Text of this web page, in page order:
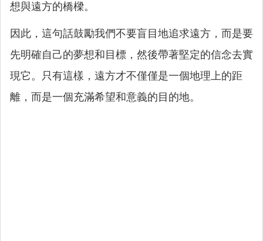
想與遠方的橋樑。
因此，這句話鼓勵我們不要盲目地追求遠方，而是要
先明確自己的夢想和目標，然後帶著堅定的信念去實
現它。只有這樣，遠方才不僅僅是一個地理上的距
離，而是一個充滿希望和意義的目的地。